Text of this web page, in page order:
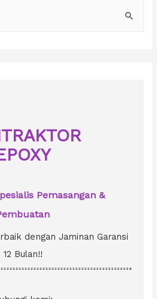
Pemasangan &
dengan Jaminan Garansi
12 Bulan!!